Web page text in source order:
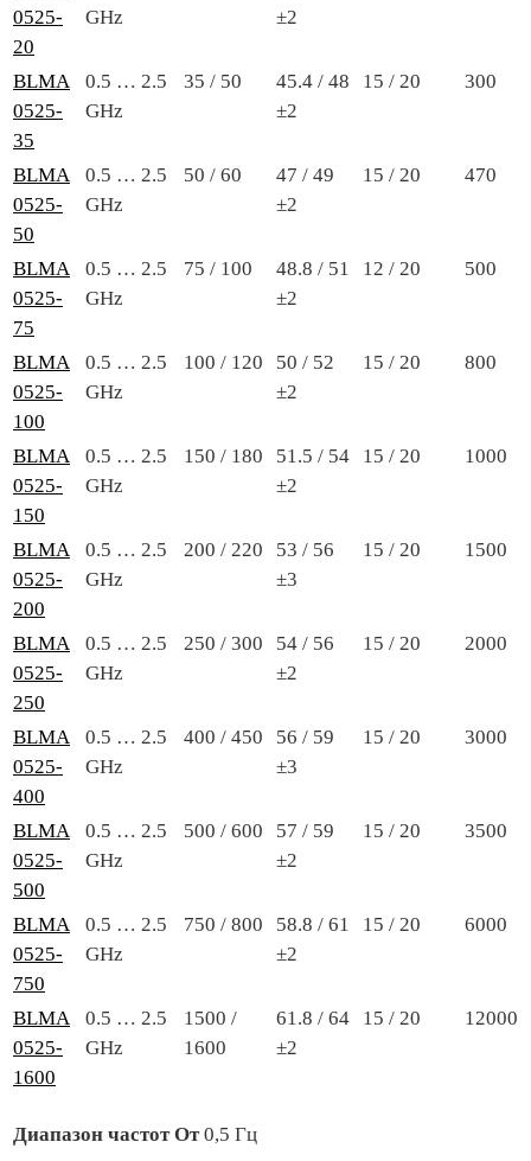
0525-
20
GHz
±2
BLMA
0525-
35
0.5 … 2.5
GHz
35 / 50
45.4 / 48
±2
15 / 20 300
BLMA
0525-
50
0.5 … 2.5
GHz
50 / 60
47 / 49
±2
15 / 20 470
BLMA
0525-
75
0.5 … 2.5
GHz
75 / 100
48.8 / 51
±2
12 / 20 500
BLMA
0525-
100
0.5 … 2.5
GHz
100 / 120
50 / 52
±2
15 / 20 800
BLMA
0525-
150
0.5 … 2.5
GHz
150 / 180
51.5 / 54
±2
15 / 20 1000
BLMA
0525-
200
0.5 … 2.5
GHz
200 / 220
53 / 56
±3
15 / 20 1500
BLMA
0525-
250
0.5 … 2.5
GHz
250 / 300
54 / 56
±2
15 / 20 2000
BLMA
0525-
400
0.5 … 2.5
GHz
400 / 450
56 / 59
±3
15 / 20 3000
BLMA
0525-
500
0.5 … 2.5
GHz
500 / 600
57 / 59
±2
15 / 20 3500
BLMA
0525-
750
0.5 … 2.5
GHz
750 / 800
58.8 / 61
±2
15 / 20 6000
BLMA
0525-
1600
0.5 … 2.5
GHz
1500 /
1600
61.8 / 64
±2
15 / 20 12000
Диапазон частот От 0,5 Гц